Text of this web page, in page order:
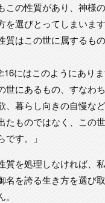
この性質があり、神様
を選びとってしまいます
質はこの世に属するも
にはこのようにありま
世にあるもの、すなわ
、暮らし向きの自慢など
たものではなく、この
です。」
質を処理しなければ、
名を誇る生き方を選び